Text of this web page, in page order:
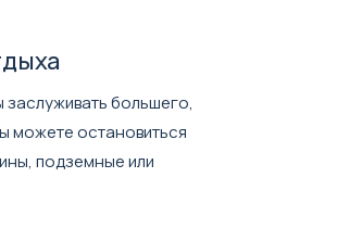
большего,
можете остановиться
подземные или